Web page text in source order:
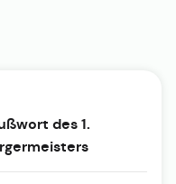
des 1.